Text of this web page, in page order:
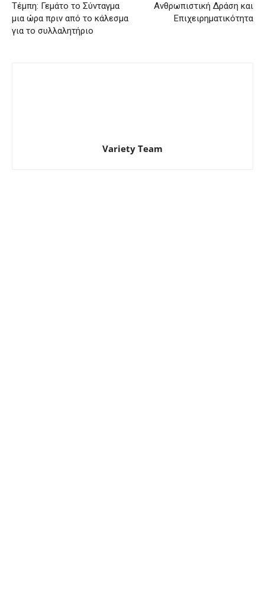
Τέμπη: Γεμάτο το Σύνταγμα
μια ώρα πριν από το κάλεσμα
για το συλλαλητήριο
Ανθρωπιστική Δράση και
Επιχειρηματικότητα
Variety Team